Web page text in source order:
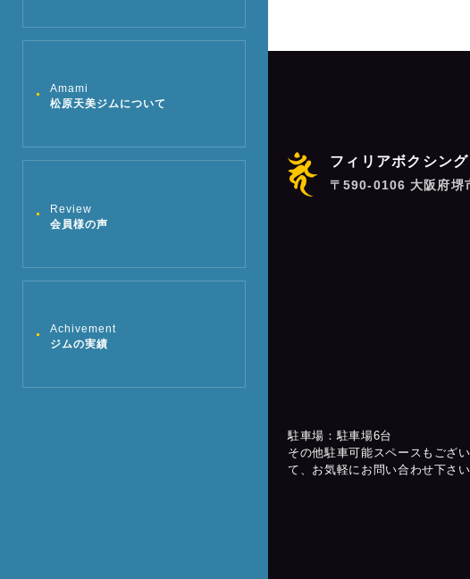
Amami
松原天美ジムについて
Review
会員様の声
Achivement
ジムの実績
ン
フィリアボクシン
〒590-0106 大阪府堺
駐車場：駐車場6台
その他駐車可能スペースもござ
て、お気軽にお問い合わせ下さい